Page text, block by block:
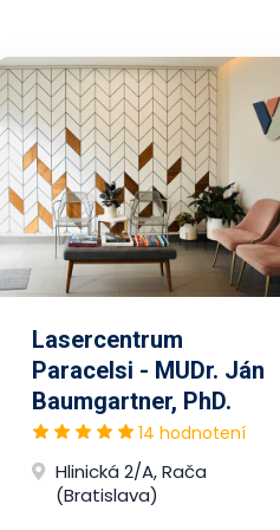
Lasercentrum
Paracelsi - MUDr. Ján
Baumgartner, PhD.
14 hodnotení
Hlinická 2/A, Rača
(Bratislava)